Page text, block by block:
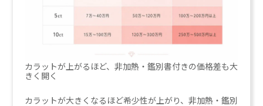
カラットが上がるほど、非加熱・鑑別書付きの価格差も大
きく開く
カラットが大きくなるほど希少性が上がり、非加熱・鑑別